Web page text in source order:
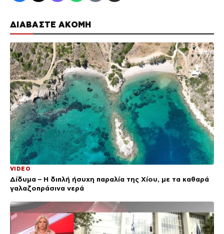
ΔΙΑΒΑΣΤΕ ΑΚΟΜΗ
VIDEO
Δίδυμα – Η διπλή ήσυχη παραλία της Χίου, με τα καθαρά
γαλαζοπράσινα νερά